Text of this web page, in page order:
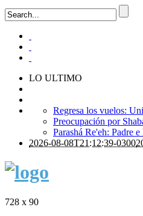
LO ULTIMO
Regresa los vuelos:
Preocupación por
Parashá Re'eh: Padre
2026-08-08T21:12:39-0300
728 x 90